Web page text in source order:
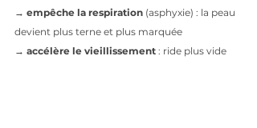
→ empêche la respiration (asphyxie) : la peau
devient plus terne et plus marquée
→ accélère le vieillissement : ride plus vide